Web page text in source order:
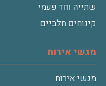
שתייה וחד פעמי
קינוחים חלביים
מגשי אירוח
מגשי אירוח